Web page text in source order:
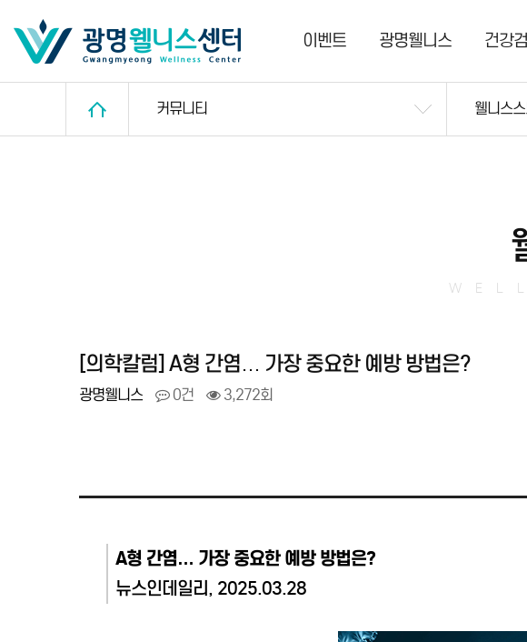
이벤트 광명웰니스 건강
커뮤니티 웰니스
[의학칼럼] A형 간염… 가장 중요한 예방 방법은?
광명웰니스 0건 3,272회
A형 간염… 가장 중요한 예방 방법은?
뉴스인데일리, 2025.03.28